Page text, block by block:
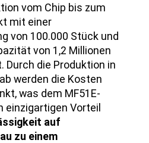
vom Chip bis zum
mit einer
von 100.000 Stück und
von 1,2 Millionen
Durch die Produktion in
werden die Kosten
was dem MF51E-
einzigartigen Vorteil
auf
zu einem